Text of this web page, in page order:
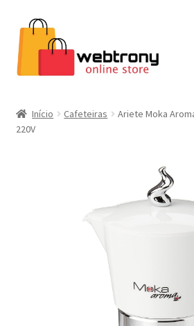
Pular
para
navegação
Pular
para
o
conteúdo
Estética
Eletrodomésticos
Cascatas de chocolate
Início Cafeteiras
Ariete Moka
220V